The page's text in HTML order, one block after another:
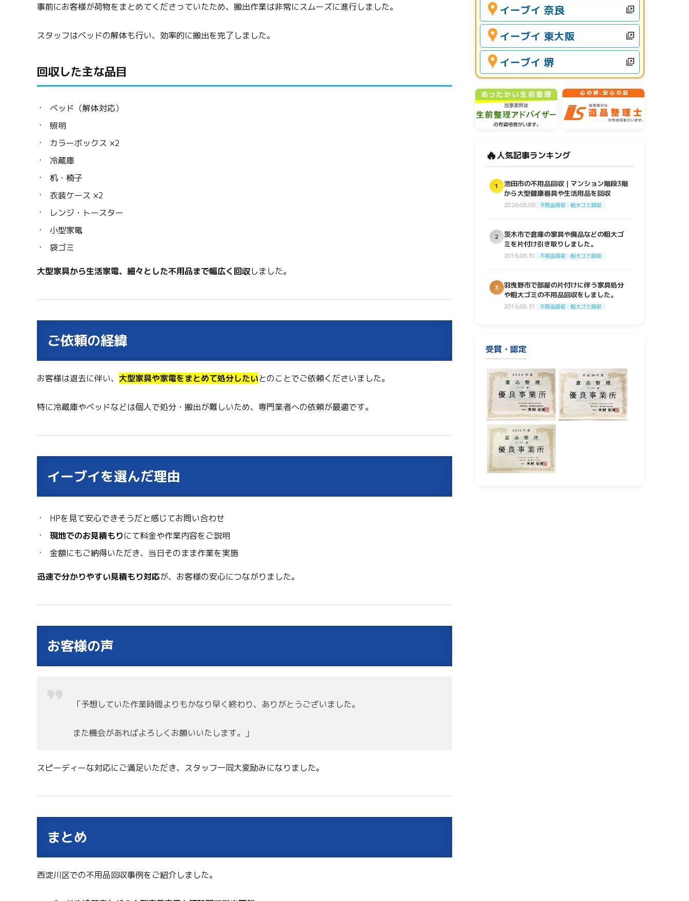
事前にお客様が荷物をまとめてくださっていたため、搬出作業は非常にスムーズに進行しました。
スタッフはベッドの解体も行い、効率的に搬出を完了しました。
回収した主な品目
ベッド（解体対応）
照明
カラーボックス ×2
冷蔵庫
机・椅子
衣装ケース ×2
レンジ・トースター
小型家電
袋ゴミ
大型家具から生活家電、細々とした不用品まで幅広く回収しました。
ご依頼の経緯
お客様は退去に伴い、 大型家具や家電をまとめて処分したいとのことでご依頼くださいました。
特に冷蔵庫やベッドなどは個人で処分・搬出が難しいため、専門業者への依頼が最適です。
イーブイを選んだ理由
HPを見て安心できそうだと感じてお問い合わせ
現地でのお見積もりにて料金や作業内容をご説明
金額にもご納得いただき、当日そのまま作業を実施
迅速で分かりやすい見積もり対応が、お客様の安心につながりました。
お客様の声
「予想していた作業時間よりもかなり早く終わり、ありがとうございました。
また機会があればよろしくお願いいたします。」
スピーディーな対応にご満足いただき、スタッフ一同大変励みになりました。
まとめ
西淀川区での不用品回収事例をご紹介しました。
イーブイ 奈良
イーブイ 東大阪
イーブイ 堺
🔥人気記事ランキング
1
池田市の不用品回収｜マンション階段3階
から大型健康器具や生活用品を回収
2026.08.08 不用品回収・粗大ゴミ回収
2
茨木市で倉庫の家具や廃品などの粗大ゴ
ミを片付け引き取りしました。
2016.08.31 不用品回収・粗大ゴミ回収
3
羽曳野市で部屋の片付けに伴う家具処分
や粗大ゴミの不用品回収をしました。
2016.08.31 不用品回収・粗大ゴミ回収
受賞・認定